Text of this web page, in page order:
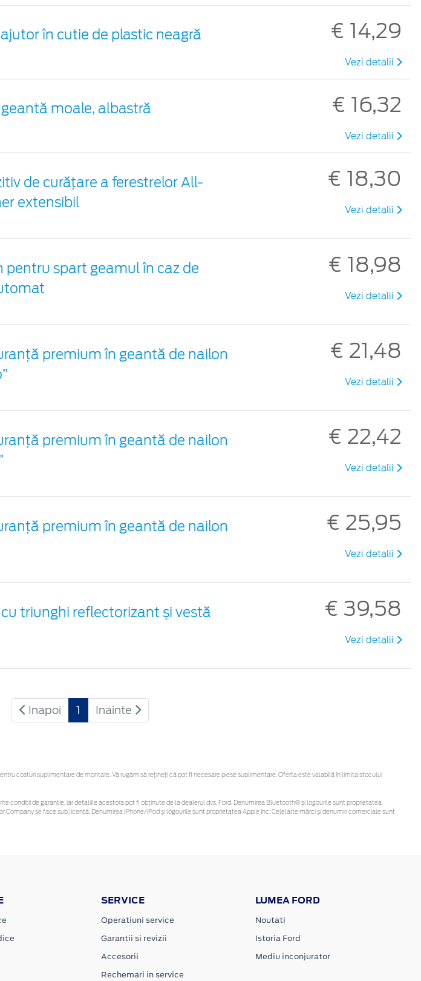
în cutie de plastic neagră € 14,29
Vezi detalii
moale, albastră € 16,32
Vezi detalii
de curățare a ferestrelor All-
extensibil
€ 18,30
Vezi detalii
spart geamul în caz de
€ 18,98
Vezi detalii
premium în geantă de nailon
€ 21,48
Vezi detalii
premium în geantă de nailon
€ 22,42
Vezi detalii
premium în geantă de nailon
€ 25,95
Vezi detalii
triunghi reflectorizant și vestă
€ 39,58
Vezi detalii
Inapoi 1 Inainte
costuri suplimentare de montare. Vă rugăm să rețineți că pot fi necesare piese suplimentare. Oferta este valabilă în limita stocului
condiții de garanție, iar detaliile acestora pot fi obținute de la dealerul dvs. Ford. Denumirea Bluetooth® și logourile sunt proprietatea
Company se face sub licență. Denumirea iPhone/iPod și logourile sunt proprietatea Apple Inc. Celelalte mărci și denumiri comerciale sunt
SERVICE
Operatiuni service
Garantii si revizii
Accesorii
Rechemari in service
LUMEA FORD
Noutati
Istoria Ford
Mediu inconjurator